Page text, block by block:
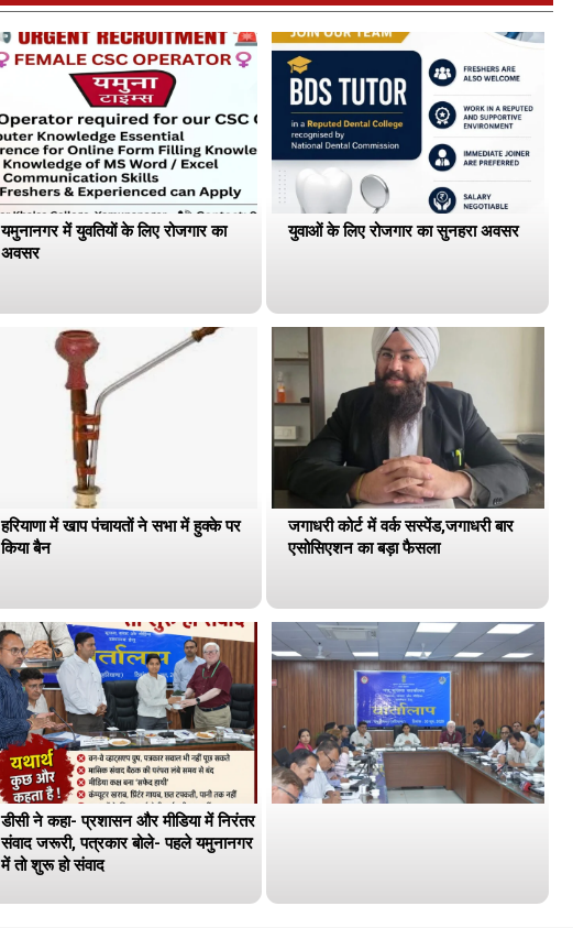
यमुनानगर में युवतियों के लिए रोजगार का
अवसर
युवाओं के लिए रोजगार का सुनहरा अवसर
हरियाणा में खाप पंचायतों ने सभा में हुक्के पर
किया बैन
जगाधरी कोर्ट में वर्क सस्पेंड,जगाधरी बार
एसोसिएशन का बड़ा फैसला
डीसी ने कहा- प्रशासन और मीडिया में निरंतर
संवाद जरूरी, पत्रकार बोले- पहले यमुनानगर
में तो शुरू हो संवाद